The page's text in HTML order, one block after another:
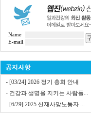
Name
E-mail
- [03/24] 2026 정기 총회 안내
- 건강과 생명을 지키는 사람들...
- [6/29] 2025 산재사망노동자 ...